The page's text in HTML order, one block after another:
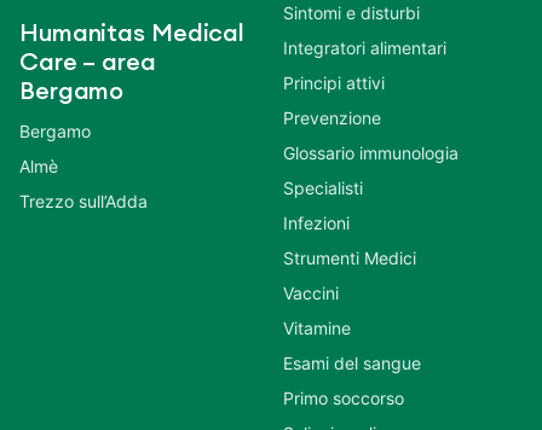
Humanitas Medical
Care – area
Bergamo
Bergamo
Almè
Trezzo sull’Adda
Sintomi e disturbi
Integratori alimentari
Principi attivi
Prevenzione
Glossario immunologia
Specialisti
Infezioni
Strumenti Medici
Vaccini
Vitamine
Esami del sangue
Primo soccorso